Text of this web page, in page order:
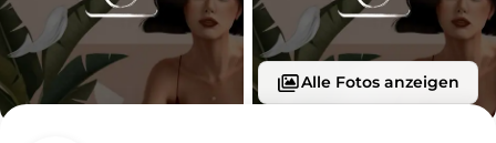
Alle Fotos anzeigen